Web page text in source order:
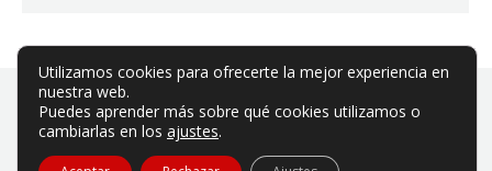
Utilizamos cookies para ofrecerte la mejor experiencia en
nuestra web.
Puedes aprender más sobre qué cookies utilizamos o
cambiarlas en los ajustes.